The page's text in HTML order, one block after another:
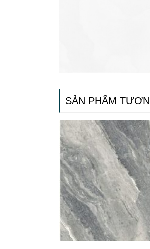
SẢN PHẨM